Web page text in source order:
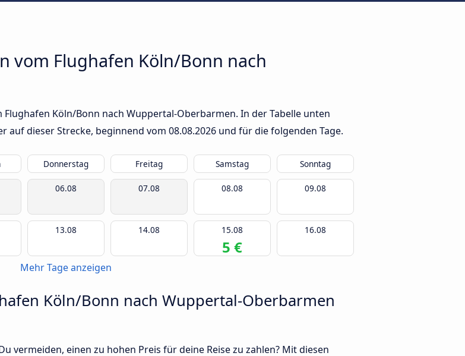
vom Flughafen Köln/Bonn nach
Flughafen Köln/Bonn nach Wuppertal-Oberbarmen. In der Tabelle unten
auf dieser Strecke, beginnend vom 08.08.2026 und für die folgenden Tage.
Donnerstag Freitag Samstag Sonntag
06.08 07.08 08.08 09.08
13.08 14.08 15.08
5 €
16.08
Mehr Tage anzeigen
Köln/Bonn nach Wuppertal-Oberbarmen
vermeiden, einen zu hohen Preis für deine Reise zu zahlen? Mit diesen